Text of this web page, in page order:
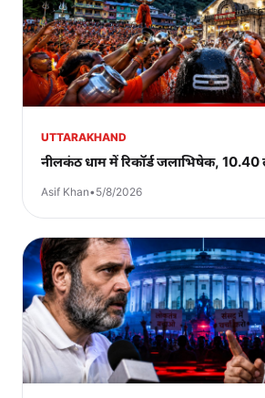
UTTARAKHAND
नीलकंठ धाम में रिकॉर्ड जलाभिषेक, 10.40
Asif Khan•5/8/2026